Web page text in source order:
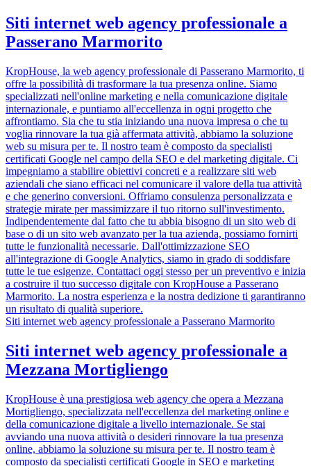
Siti internet web agency professionale a
Passerano Marmorito
KropHouse, la web agency professionale di Passerano Marmorito, ti
offre la possibilità di trasformare la tua presenza online. Siamo
specializzati nell'online marketing e nella comunicazione digitale
internazionale, e puntiamo all'eccellenza in ogni progetto che
affrontiamo. Sia che tu stia iniziando una nuova impresa o che tu
voglia rinnovare la tua già affermata attività, abbiamo la soluzione
web su misura per te. Il nostro team è composto da specialisti
certificati Google nel campo della SEO e del marketing digitale. Ci
impegniamo a stabilire obiettivi concreti e a realizzare siti web
aziendali che siano efficaci nel comunicare il valore della tua attività
e che generino conversioni. Offriamo consulenza personalizzata e
strategie mirate per massimizzare il tuo ritorno sull'investimento.
Indipendentemente dal fatto che tu abbia bisogno di un sito web di
base o di un sito web avanzato per la tua azienda, possiamo fornirti
tutte le funzionalità necessarie. Dall'ottimizzazione SEO
all'integrazione di Google Analytics, siamo in grado di soddisfare
tutte le tue esigenze. Contattaci oggi stesso per un preventivo e inizia
a costruire il tuo successo digitale con KropHouse a Passerano
Marmorito. La nostra esperienza e la nostra dedizione ti garantiranno
un risultato di qualità superiore.
Siti internet web agency professionale a Passerano Marmorito
Siti internet web agency professionale a
Mezzana Mortigliengo
KropHouse è una prestigiosa web agency che opera a Mezzana
Mortigliengo, specializzata nell'eccellenza del marketing online e
della comunicazione digitale a livello internazionale. Se stai
avviando una nuova attività o desideri rinnovare la tua presenza
online, abbiamo la soluzione su misura per te. Il nostro team è
composto da specialisti certificati Google in SEO e marketing